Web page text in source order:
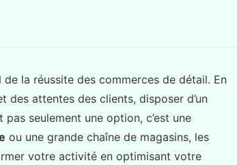
la réussite des commerces de détail. En
des attentes des clients, disposer d’un
pas seulement une option, c’est une
ou une grande chaîne de magasins, les
votre activité en optimisant votre